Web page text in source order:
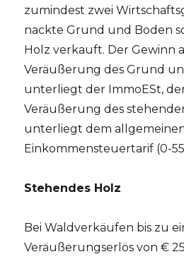
zumindest zwei
nackte Grund und Boden
Holz verkauft. Der Gewinn
Veräußerung des Grund
unterliegt der ImmoESt,
Veräußerung des
unterliegt dem
Einkommensteuertarif (0-
Stehendes Holz
Bei Waldverkäufen bis zu
Veräußerungserlös von €